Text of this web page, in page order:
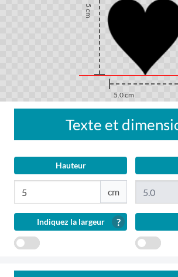
5.0 cm
5 cm
Texte et
Hauteur
Indiquez la largeur ?
Indiquez
Miroir